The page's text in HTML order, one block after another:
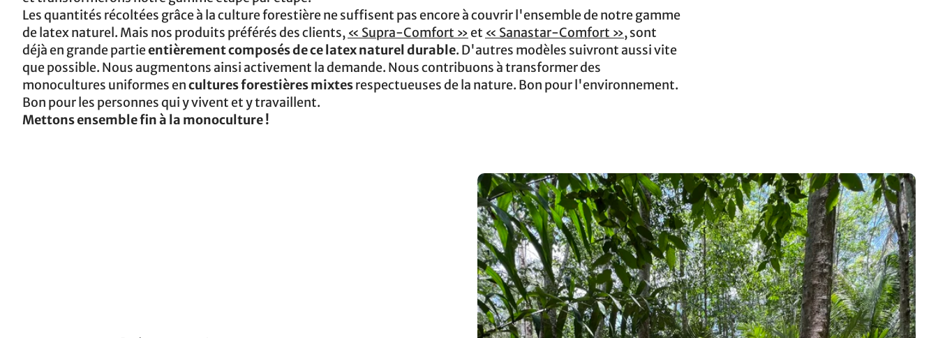
Les quantités récoltées grâce à la culture forestière ne suffisent pas encore à couvrir l'ensemble de notre gamme
de latex naturel. Mais nos produits préférés des clients, « Supra-Comfort » et « Sanastar-Comfort », sont
déjà en grande partieentièrement composés de ce latex naturel durable. D'autres modèles suivront aussi vite
que possible. Nous augmentons ainsi activement la demande. Nous contribuons à transformer des
monocultures uniformes encultures forestières mixtesrespectueuses de la nature. Bon pour l'environnement.
Bon pour les personnes qui y vivent et y travaillent.
Mettons ensemble fin à la monoculture !